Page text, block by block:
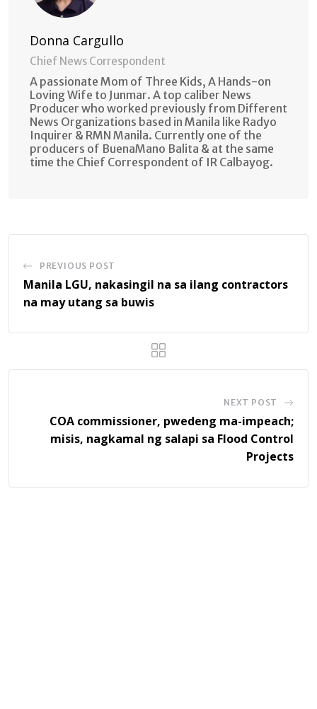
Donna Cargullo
Chief News Correspondent
A passionate Mom of Three Kids, A Hands-on
Loving Wife to Junmar. A top caliber News
Producer who worked previously from Different
News Organizations based in Manila like Radyo
Inquirer & RMN Manila. Currently one of the
producers of BuenaMano Balita & at the same
time the Chief Correspondent of IR Calbayog.
PREVIOUS POST
Manila LGU, nakasingil na sa ilang contractors
na may utang sa buwis
NEXT POST
COA commissioner, pwedeng ma-impeach;
misis, nagkamal ng salapi sa Flood Control
Projects